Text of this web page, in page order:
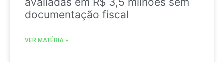
documentação fiscal
VER MATÉRIA »